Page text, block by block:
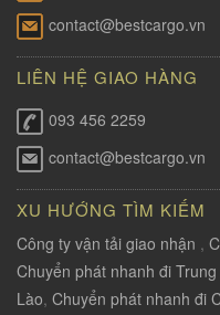
contact@bestcargo.vn
LIÊN HỆ GIAO HÀNG
093 456 2259
contact@bestcargo.vn
XU HƯỚNG TÌM KIẾM
Công ty vận tải giao nhận ,
Chuyển phát nhanh đi
Lào, Chuyển phát nhanh đi